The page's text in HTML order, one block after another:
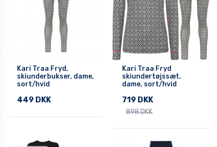
Kari Traa Fryd,
skiunderbukser, dame,
sort/hvid
449 DKK
Kari Traa Fryd
skiundertøjssæt,
dame, sort/hvid
719 DKK
898 DKK